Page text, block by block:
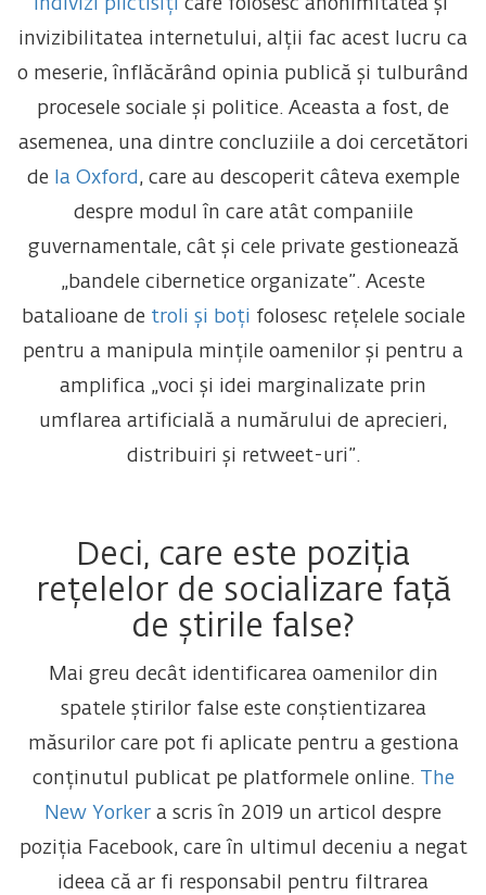
indivizi plictisiți care folosesc anonimitatea și
invizibilitatea internetului, alții fac acest lucru ca
o meserie, înflăcărând opinia publică și tulburând
procesele sociale și politice. Aceasta a fost, de
asemenea, una dintre concluziile a doi cercetători
de la Oxford , care au descoperit câteva exemple
despre modul în care atât companiile
guvernamentale, cât și cele private gestionează
„bandele cibernetice organizate”. Aceste
batalioane de troli și boți folosesc rețelele sociale
pentru a manipula mințile oamenilor și pentru a
amplifica „voci și idei marginalizate prin
umflarea artificială a numărului de aprecieri,
distribuiri și retweet-uri”.
Deci, care este poziția
rețelelor de socializare față
de știrile false?
Mai greu decât identificarea oamenilor din
spatele știrilor false este conștientizarea
măsurilor care pot fi aplicate pentru a gestiona
conținutul publicat pe platformele online.
The
New Yorker a scris în 2019 un articol despre
poziția Facebook, care în ultimul deceniu a negat
ideea că ar fi responsabil pentru filtrarea